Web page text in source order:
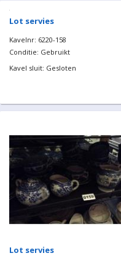
Lot servies
Kavelnr: 6220-158
Conditie: Gebruikt
Kavel sluit: Gesloten
Lot servies